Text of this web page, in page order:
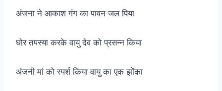
अंजना ने आकाश गंग का पावन जल पिया
घोर तपस्या करके वायु देव को प्रसन्न किया
अंजनी मां को स्पर्श किया वायु का एक झोंका